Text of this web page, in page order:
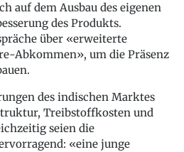
auf dem Ausbau des eigenen
des Produkts.
über «erweiterte
Abkommen», um die Präsenz
des indischen Marktes
Treibstoffkosten und
seien die
«eine junge